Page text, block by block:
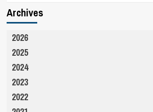
Archives
2026
2025
2024
2023
2022